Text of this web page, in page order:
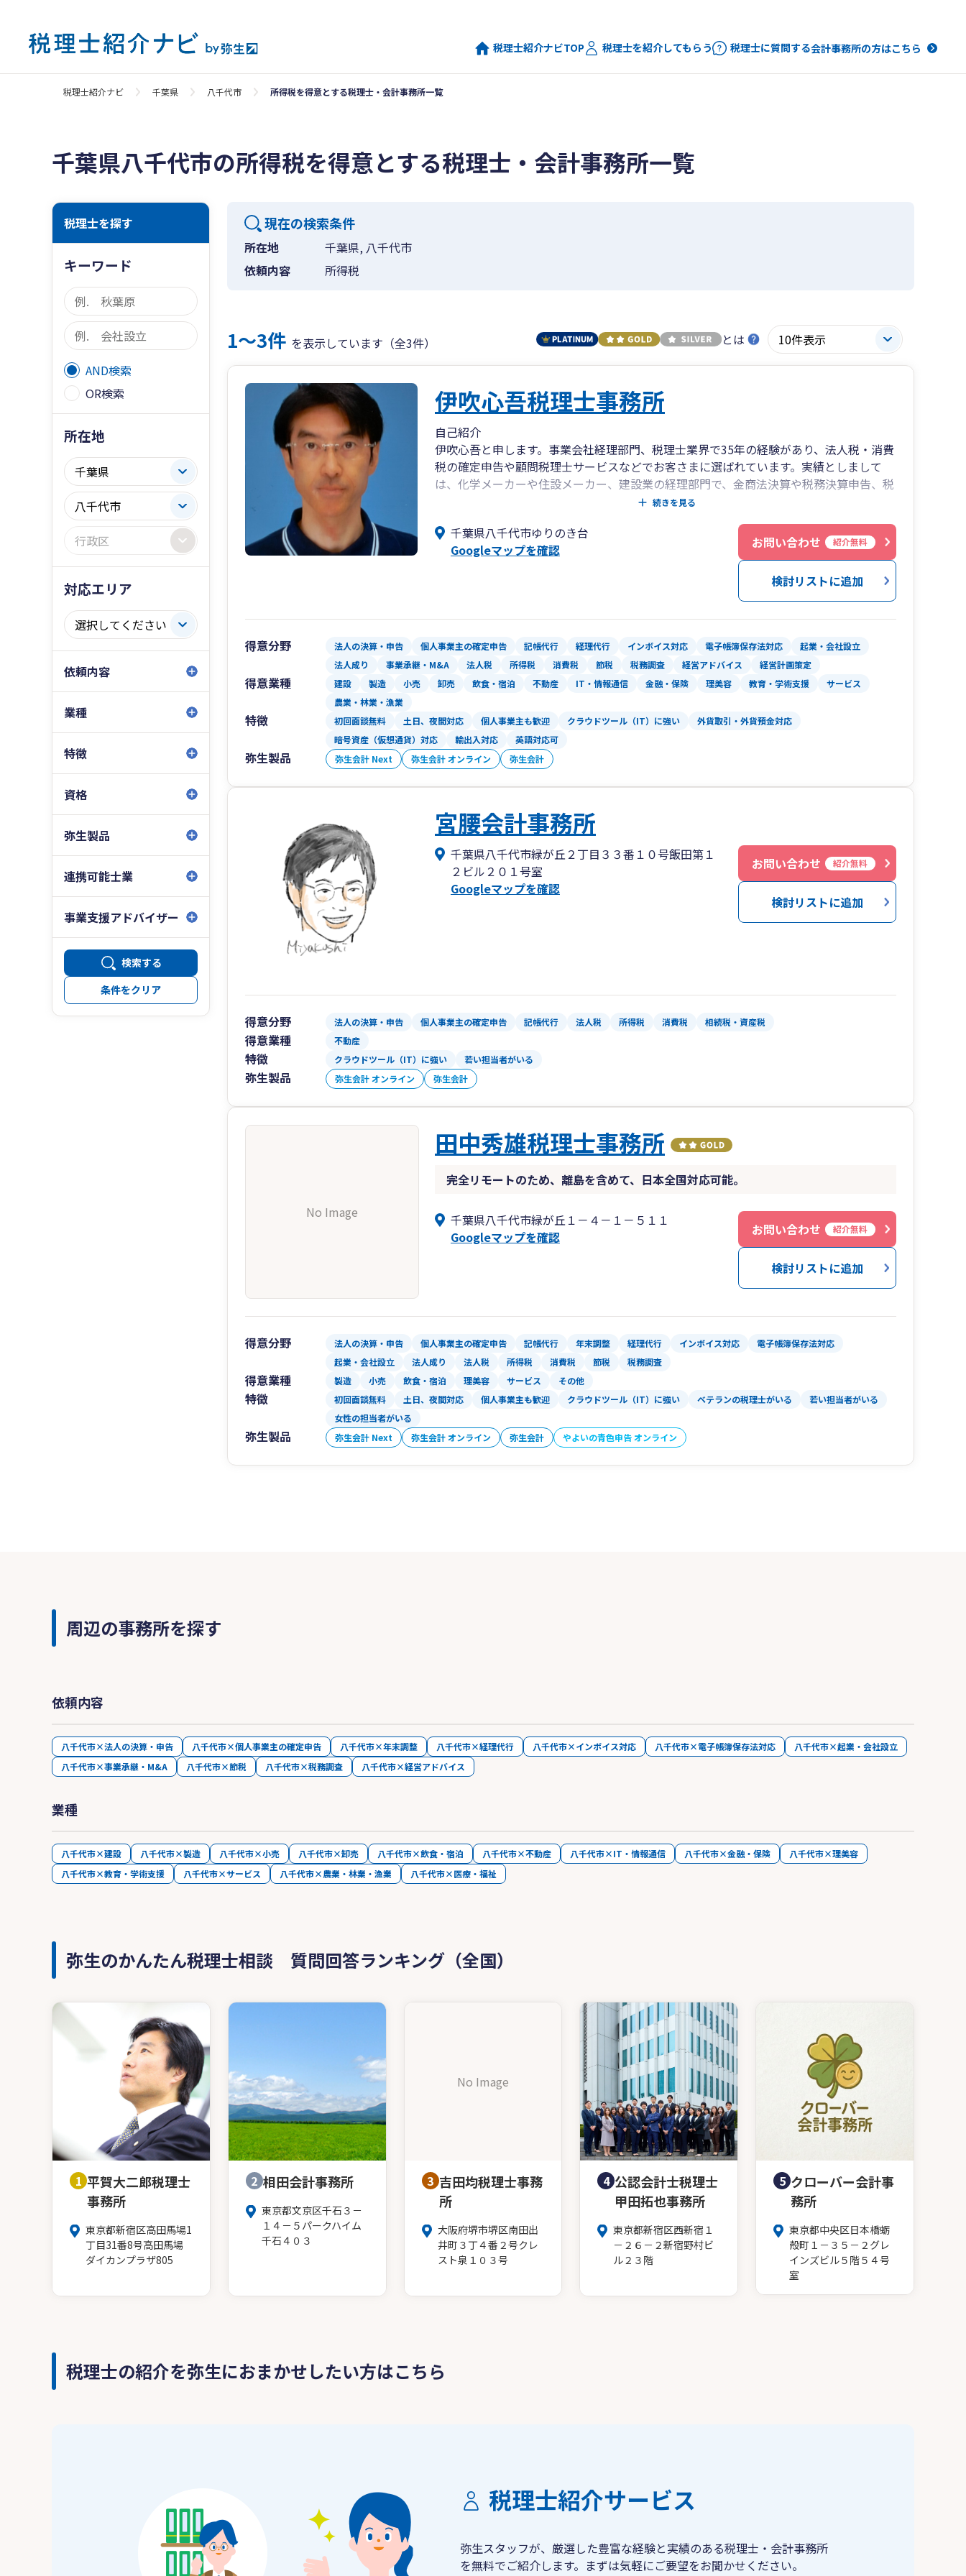
税理士紹介ナビTOP 税理士を紹介してもらう 税理士に質問する会計事務所の方はこちら
税理士紹介ナビ 千葉県 八千代市 所得税を得意とする税理士・会計事務所一覧
千葉県八千代市の所得税を得意とする税理士・会計事務所一覧
税理士を探す
キーワード
AND検索
OR検索
所在地
対応エリア
依頼内容
業種
特徴
資格
弥生製品
連携可能士業
事業支援アドバイザー
検索する
条件をクリア
現在の検索条件
所在地
千葉県, 八千代市
依頼内容
所得税
1〜3件 を表示しています（全3件） とは
伊吹心吾税理士事務所
自己紹介
伊吹心吾と申します。事業会社経理部門、税理士業界で35年の経験があり、法人税・消費
税の確定申告や顧問税理士サービスなどでお客さまに選ばれています。実績としまして
は、化学メーカーや住設メーカー、建設業の経理部門で、金商法決算や税務決算申告、税
務調査対応など幅広く企業の経理業務を約30年経験してきました。また、製造業、建設業
丁寧な対応を心がけ、長期的な事業の拡大を支援し、節税はもちろん、経理事務、経営管
理の効率化のご提案もいたします。大規模法人での経理業務を得意とし、決算早期化や経
理業務の効率化、マニュアル化、組織化などの経営実務でも貢献可能です。
化学メーカー、住設メーカー、建設業の経理部門で企業の経理業務を約３０年行ってきま
した。経理業務としては金商法決算、税務決算、税務調査対応、予算管理、原価計算、原
価管理、資金繰りの経理実務を経験してきました。会計事務所は５年超の経験を有してお
り、法人税等、消費税等をメインに行ってきました。業種は製造業、建設業、卸売業、小
売業、飲食業、美容理容業、不動産業、ソフト開発業等幅広く経験してきました。企業規
アピールポイント
素早く、丁寧に対応いたします。
大規模法人での経理業務を得意としており、決算早期化、経理業務効率化、マニュアル
化、組織化などの経営実務でも貢献できる。
続きを見る
千葉県八千代市ゆりのき台
Googleマップを確認
お問い合わせ 紹介無料
検討リストに追加
得意分野 法人の決算・申告 個人事業主の確定申告 記帳代行 経理代行 インボイス対応 電子帳簿保存法対応
起業・会社設立
法人成り
事業承継・M&A 法人税 所得税 消費税 節税 税務調査 経営アドバイス 経営計画策定
得意業種 建設 製造 小売 卸売 飲食・宿泊 不動産 IT・情報通信 金融・保険 理美容 教育・学術支援
サービス
農業・林業・漁業
特徴 初回面談無料 土日、夜間対応 個人事業主も歓迎 クラウドツール（IT）に強い
外貨取引・外貨預金対応
暗号資産（仮想通貨）対応
輸出入対応 英語対応可
弥生製品 弥生会計 Next 弥生会計 オンライン 弥生会計
宮腰会計事務所
千葉県八千代市緑が丘２丁目３３番１０号飯田第１
２ビル２０１号室
Googleマップを確認
お問い合わせ 紹介無料
検討リストに追加
得意分野 法人の決算・申告 個人事業主の確定申告 記帳代行 法人税 所得税 消費税 相続税・資産税
得意業種 不動産
特徴 クラウドツール（IT）に強い 若い担当者がいる
弥生製品 弥生会計 オンライン 弥生会計
No Image
田中秀雄税理士事務所
完全リモートのため、離島を含めて、日本全国対応可能。
千葉県八千代市緑が丘１－４－１－５１１
Googleマップを確認
お問い合わせ 紹介無料
検討リストに追加
得意分野 法人の決算・申告 個人事業主の確定申告 記帳代行 年末調整 経理代行 インボイス対応
電子帳簿保存法対応
起業・会社設立
法人成り 法人税 所得税 消費税 節税 税務調査
得意業種 製造 小売 飲食・宿泊 理美容 サービス その他
特徴 初回面談無料 土日、夜間対応 個人事業主も歓迎 クラウドツール（IT）に強い ベテランの税理士がいる
若い担当者がいる
女性の担当者がいる
弥生製品 弥生会計 Next 弥生会計 オンライン 弥生会計 やよいの青色申告 オンライン
周辺の事務所を探す
依頼内容
八千代市×法人の決算・申告 八千代市×個人事業主の確定申告 八千代市×年末調整 八千代市×経理代行 八千代市×インボイス対応 八千代市×電子帳簿保存法対応
八千代市×起業・会社設立
八千代市×事業承継・M&A
八千代市×節税 八千代市×税務調査 八千代市×経営アドバイス
業種
八千代市×建設 八千代市×製造 八千代市×小売 八千代市×卸売 八千代市×飲食・宿泊 八千代市×不動産 八千代市×IT・情報通信 八千代市×金融・保険
八千代市×理美容
八千代市×教育・学術支援
八千代市×サービス 八千代市×農業・林業・漁業 八千代市×医療・福祉
弥生のかんたん税理士相談 質問回答ランキング（全国）
1 平賀大二郎税理士
事務所
東京都新宿区高田馬場1
丁目31番8号高田馬場
ダイカンプラザ805
2 相田会計事務所
東京都文京区千石３－
１４－５パークハイム
千石４０３
No Image
3 吉田均税理士事務
所
大阪府堺市堺区南田出
井町３丁４番２号クレ
スト泉１０３号
4 公認会計士税理士
甲田拓也事務所
東京都新宿区西新宿１
－２６－２新宿野村ビ
ル２３階
5 クローバー会計事
務所
東京都中央区日本橋蛎
殻町１－３５－２グレ
インズビル５階５４号
室
税理士の紹介を弥生におまかせしたい方はこちら
税理士紹介サービス
弥生スタッフが、厳選した豊富な経験と実績のある税理士・会計事務所
を無料でご紹介します。まずは気軽にご要望をお聞かせください。